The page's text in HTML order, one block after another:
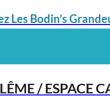
Les Bodin’s
/ ESPACE